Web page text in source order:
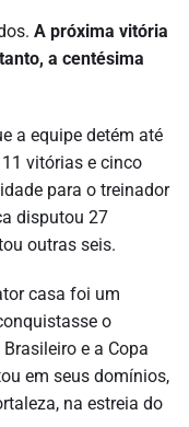
A próxima vitória
a centésima
a equipe detém até
vitórias e cinco
para o treinador
disputou 27
outras seis.
casa foi um
o
e a Copa
em seus domínios,
na estreia do